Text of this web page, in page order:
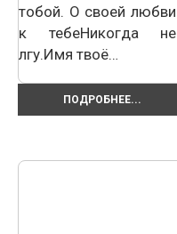
тобой. О своей любви
к тебеНикогда не
лгу.Имя твоё…
ПОДРОБНЕЕ...